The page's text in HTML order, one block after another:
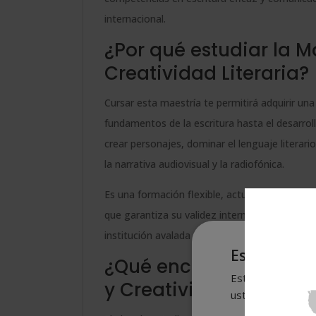
internacional.
¿Por qué estudiar la
Creatividad Literaria?
Cursar esta maestría te permitirá adquirir una
fundamentos de la escritura hasta el
crear personajes, dominar el lenguaje
la narrativa audiovisual y la radiofónica.
Es una formación flexible, actualizada y
que garantiza su validez internacional en los
institución avalada por la
, máxima
¿Qué encontrarás en
y Creatividad
Este sitio
Este sitio web
usted acepta